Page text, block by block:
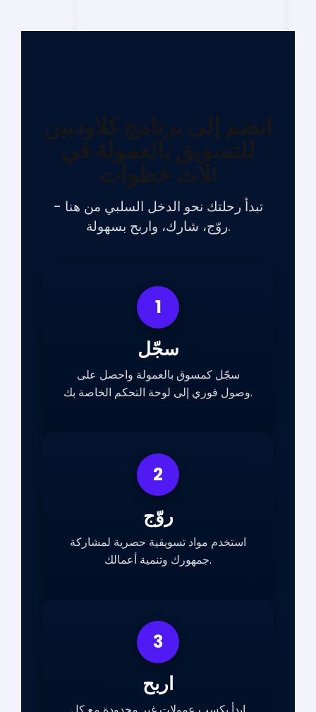
انضم إلى برنامج كلاودبين
للتسويق بالعمولة في
ثلاث خطوات
تبدأ رحلتك نحو الدخل السلبي من هنا -
روّج، شارك، واربح بسهولة.
1
سجّل
سجّل كمسوق بالعمولة واحصل على
وصول فوري إلى لوحة التحكم الخاصة بك.
2
روّج
استخدم مواد تسويقية حصرية لمشاركة
جمهورك وتنمية أعمالك.
3
اربح